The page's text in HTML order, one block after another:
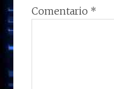
Comentario *